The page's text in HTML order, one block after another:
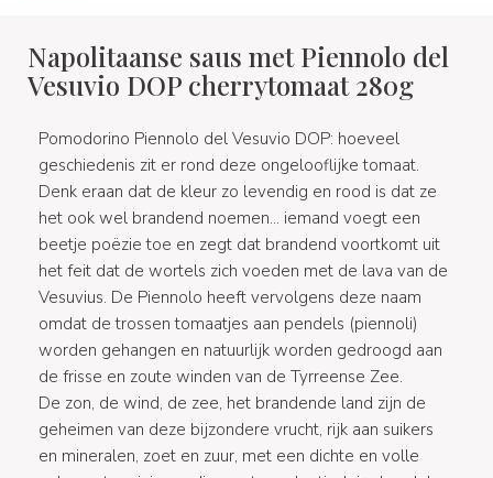
Napolitaanse saus met Piennolo del
Vesuvio DOP cherrytomaat 280g
Pomodorino Piennolo del Vesuvio DOP: hoeveel
geschiedenis zit er rond deze ongelooflijke tomaat.
Denk eraan dat de kleur zo levendig en rood is dat ze
het ook wel brandend noemen... iemand voegt een
beetje poëzie toe en zegt dat brandend voortkomt uit
het feit dat de wortels zich voeden met de lava van de
Vesuvius. De Piennolo heeft vervolgens deze naam
omdat de trossen tomaatjes aan pendels (piennoli)
worden gehangen en natuurlijk worden gedroogd aan
de frisse en zoute winden van de Tyrreense Zee.
De zon, de wind, de zee, het brandende land zijn de
geheimen van deze bijzondere vrucht, rijk aan suikers
en mineralen, zoet en zuur, met een dichte en volle